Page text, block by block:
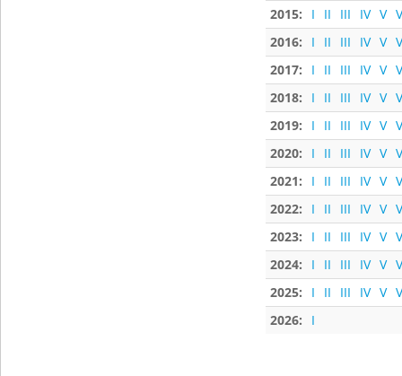
2015:
I II III IV V
2016:
I II III IV V
2017:
I II III IV V
2018:
I II III IV V
2019:
I II III IV V
2020:
I II III IV V
2021:
I II III IV V
2022:
I II III IV V
2023:
I II III IV V
2024:
I II III IV V
2025:
I II III IV V
2026:
I